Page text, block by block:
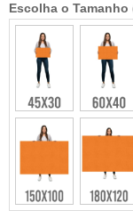
Escolha o Tamanho